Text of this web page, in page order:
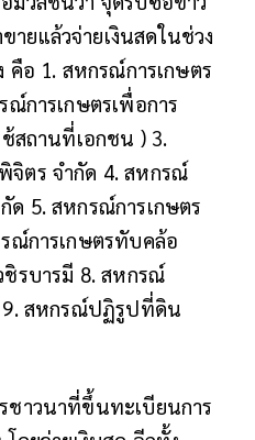
ายแล้วจ่ายเงินสดในช่วง
อ 1. สหกรณ์การเกษตร
ณ์การเกษตรเพื่อการ
สถานที่เอกชน ) 3.
จิตร จำกัด 4. สหกรณ์
ด 5. สหกรณ์การเกษตร
ณ์การเกษตรทับคล้อ
รบารมี 8. สหกรณ์
9. สหกรณ์ปฏิรูปที่ดิน
ชาวนาที่ขึ้นทะเบียนการ